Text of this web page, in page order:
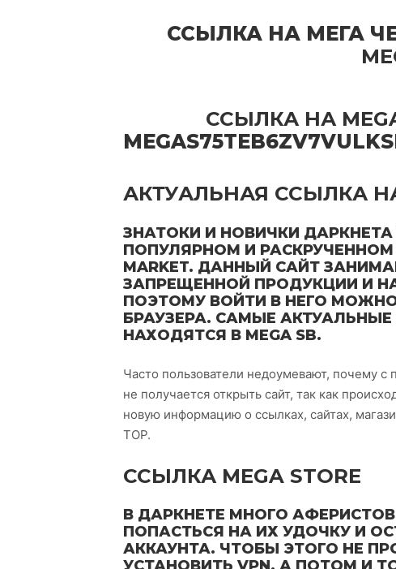
ССЫЛКА НА МЕГА
ССЫЛКА НА
АКТУАЛЬНАЯ ССЫЛКА
ЗНАТОКИ И НОВИЧКИ
ПОПУЛЯРНОМ И РАСКРУЧЕННОМ
MARKET. ДАННЫЙ САЙТ
ЗАПРЕЩЕННОЙ ПРОДУКЦИИ И
ПОЭТОМУ ВОЙТИ В НЕГО
БРАУЗЕРА. САМЫЕ
НАХОДЯТСЯ В MEGA SB.
Часто пользователи недоумевают, почему с
не получается открыть сайт, так как
новую информацию о ссылках, сайтах,
ТОР.
ССЫЛКА MEGA STORE
В ДАРКНЕТЕ МНОГО
ПОПАСТЬСЯ НА ИХ УДОЧКУ И
АККАУНТА. ЧТОБЫ ЭТОГО НЕ